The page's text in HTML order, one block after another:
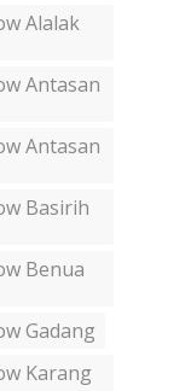
Alalak
Antasan
Antasan
Basirih
Benua
Gadang
Karang